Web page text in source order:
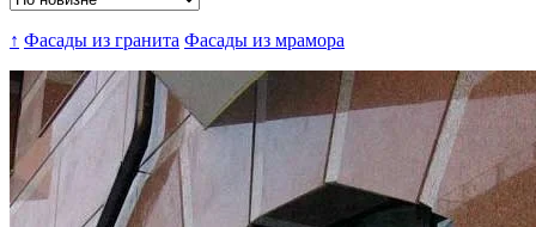
↑ Фасады из гранита Фасады из мрамора